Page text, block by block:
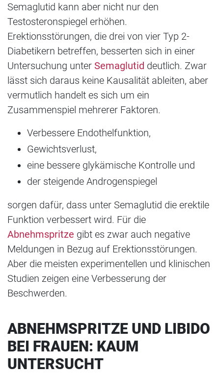
Semaglutid kann aber nicht nur den
Testosteronspiegel erhöhen.
Erektionsstörungen, die drei von vier Typ 2-
Diabetikern betreffen, besserten sich in einer
Untersuchung unter Semaglutid deutlich. Zwar
lässt sich daraus keine Kausalität ableiten, aber
vermutlich handelt es sich um ein
Zusammenspiel mehrerer Faktoren.
Verbessere Endothelfunktion,
Gewichtsverlust,
eine bessere glykämische Kontrolle und
der steigende Androgenspiegel
sorgen dafür, dass unter Semaglutid die erektile
Funktion verbessert wird. Für die
Abnehmspritze gibt es zwar auch negative
Meldungen in Bezug auf Erektionsstörungen.
Aber die meisten experimentellen und klinischen
Studien zeigen eine Verbesserung der
Beschwerden.
ABNEHMSPRITZE UND LIBIDO
BEI FRAUEN: KAUM
UNTERSUCHT